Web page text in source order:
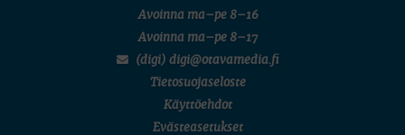
Avoinna ma–pe 8–16
Avoinna ma–pe 8–17
(digi) digi@otavamedia.fi
Tietosuojaseloste
Käyttöehdot
Evästeasetukset